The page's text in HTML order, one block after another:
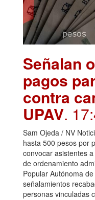
Señalan
pagos
contra
UPAV.
Sam Ojeda / NV
hasta 500 pesos por
convocar asistentes
de ordenamiento
Popular Autónoma
señalamientos
personas vinculadas